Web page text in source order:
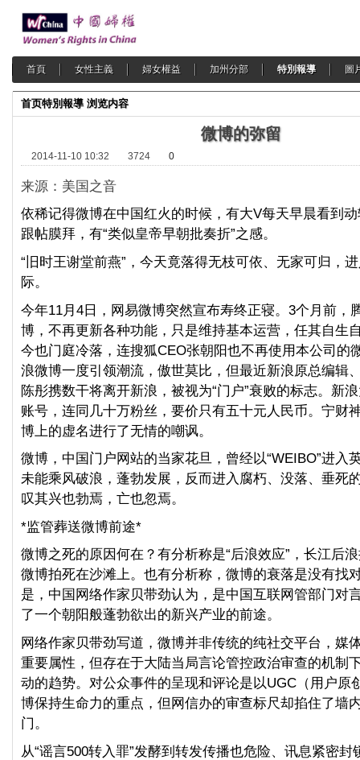
首頁 女性主義 婦女權益 加州分部 特別報導 圖
首页特別報導 浏览内容
微博的弥留
2014-11-10 10:32 3724 0
来源：美国之音
依稀记得微博在中国红火的时候，有大V每天早晨看到
跟帖膜拜，有“类似皇帝早朝批奏折”之感。
“旧时王谢堂前燕”，今天竟落得无枝可依、无家可归，
际。
今年11月4日，网易微博突然宣布寿终正寝。3个月前，
博，不再更新各种功能，只是维持基本运营，任其自生
今也门庭冷落，连搜狐CEO张朝阳也不再使用本公司的
浪微博一度引领潮流，傲世莫比，但最近新浪原总编辑
陈彤携数干将离开新浪，被视为“门户”衰败的标志。新
账号，连同几十万粉丝，要价只有五十元人民币。宁财
博上的虚名进行了无情的嘲讽。
微博，中国门户网站的当家花旦，曾经以“WEIBO”进入
未能乘风破浪，蓬勃发展，反而进入腐朽、没落、垂死
叹其兴也勃焉，亡也忽焉。
*监管葬送微博前途*
微博之死的原因何在？有分析称是“后浪效应”，长江后
微博拍死在沙滩上。也有分析称，微博的衰落是没有找
是，中国网络作家贝带劲认为，是中国互联网管部门对
了一个朝阳般蓬勃欲出的新兴产业的前途。
网络作家贝带劲写道，微博并非传统的纯社交平台，媒
重要属性，但存在于大陆当局言论管控政治审查的机制
动的趋势。对公众事件的呈现和评论是以UGC（用户原
博保持生命力的重点，但网信办的审查标尺却掐住了墙
门。
从“谣言500转入罪”发酵到转发传播也危险、讯息紧密封